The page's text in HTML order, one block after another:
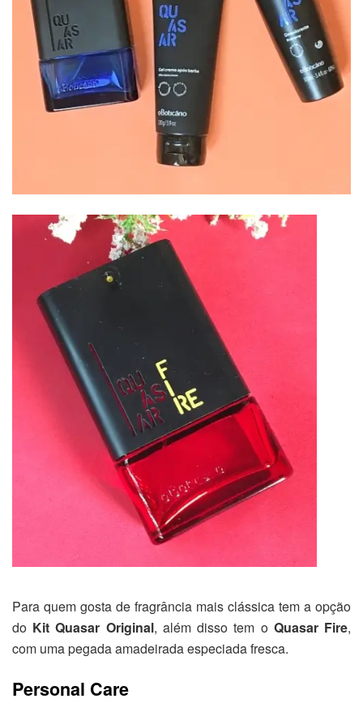
Para quem gosta de fragrância mais clássica tem a opção
do Kit Quasar Original, além disso tem o Quasar Fire,
com uma pegada amadeirada especiada fresca.
Personal Care